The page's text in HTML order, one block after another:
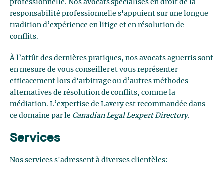
professionnelle. Nos avocats spécialisés en droit de la
responsabilité professionnelle s'appuient sur une longue
tradition d’expérience en litige et en résolution de
conflits.
À l’affût des dernières pratiques, nos avocats aguerris sont
en mesure de vous conseiller et vous représenter
efficacement lors d'arbitrage ou d’autres méthodes
alternatives de résolution de conflits, comme la
médiation. L’expertise de Lavery est recommandée dans
ce domaine par le Canadian Legal Lexpert Directory.
Services
Nos services s'adressent à diverses clientèles: